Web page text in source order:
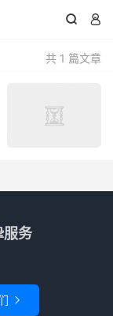
 
共 1 篇文章
服务
